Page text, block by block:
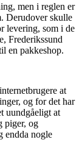
men i reglen er
Derudover skulle
levering, som i de
Frederikssund
en pakkeshop.
at
og for det har
uundgåeligt at
piger, og
endda nogle